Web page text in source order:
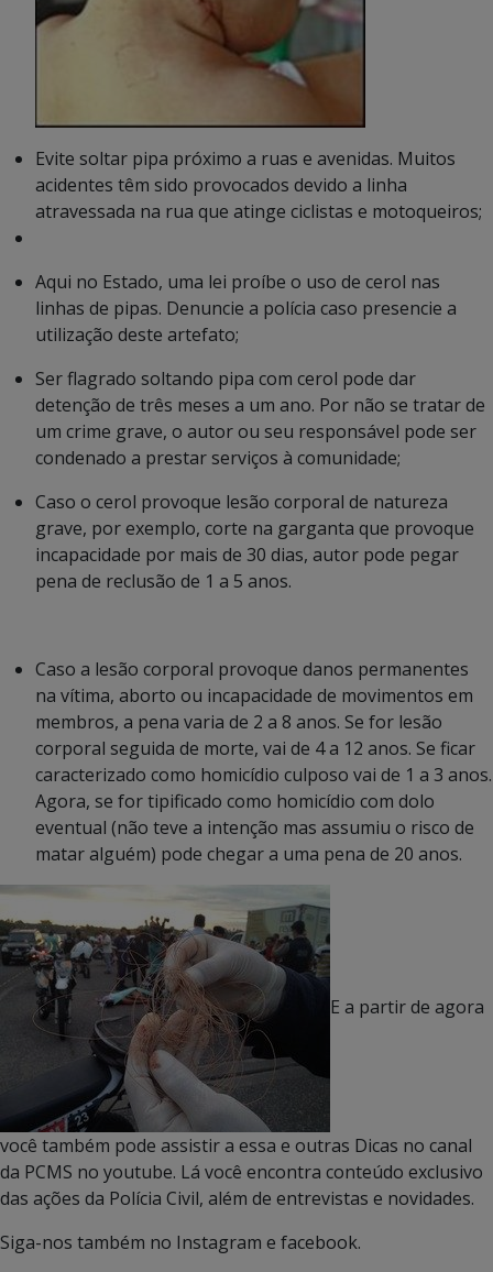
Evite soltar pipa próximo a ruas e avenidas. Muitos
acidentes têm sido provocados devido a linha
atravessada na rua que atinge ciclistas e motoqueiros;
Aqui no Estado, uma lei proíbe o uso de cerol nas
linhas de pipas. Denuncie a polícia caso presencie a
utilização deste artefato;
Ser flagrado soltando pipa com cerol pode dar
detenção de três meses a um ano. Por não se tratar de
um crime grave, o autor ou seu responsável pode ser
condenado a prestar serviços à comunidade;
Caso o cerol provoque lesão corporal de natureza
grave, por exemplo, corte na garganta que provoque
incapacidade por mais de 30 dias, autor pode pegar
pena de reclusão de 1 a 5 anos.
Caso a lesão corporal provoque danos permanentes
na vítima, aborto ou incapacidade de movimentos em
membros, a pena varia de 2 a 8 anos. Se for lesão
corporal seguida de morte, vai de 4 a 12 anos. Se ficar
caracterizado como homicídio culposo vai de 1 a 3 anos.
Agora, se for tipificado como homicídio com dolo
eventual (não teve a intenção mas assumiu o risco de
matar alguém) pode chegar a uma pena de 20 anos.
E a partir de agora
você também pode assistir a essa e outras Dicas no canal
da PCMS no youtube. Lá você encontra conteúdo exclusivo
das ações da Polícia Civil, além de entrevistas e novidades.
Siga-nos também no Instagram e facebook.